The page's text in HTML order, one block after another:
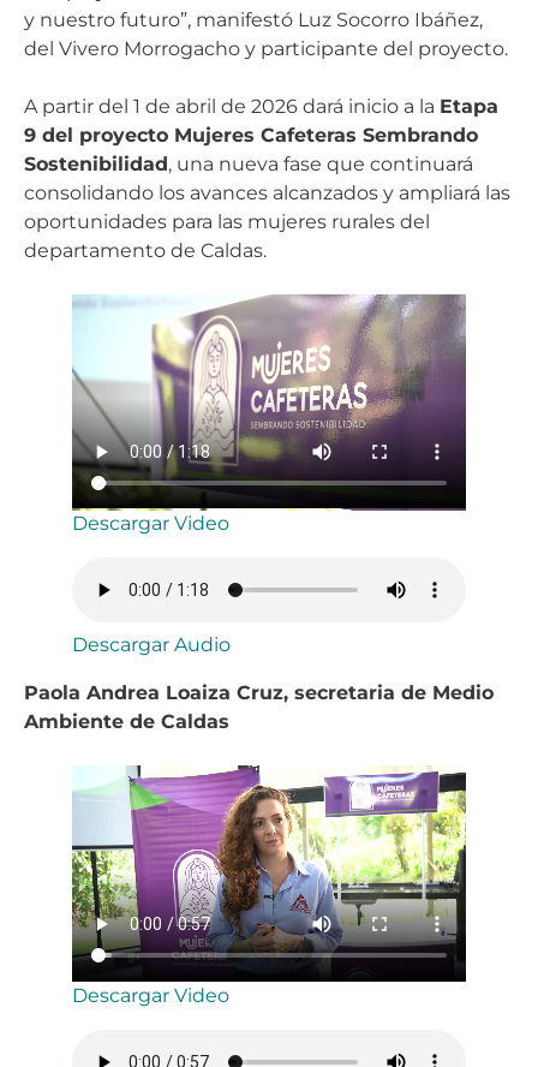
y nuestro futuro”, manifestó Luz Socorro Ibáñez,
del Vivero Morrogacho y participante del proyecto.
A partir del 1 de abril de 2026 dará inicio a la Etapa
9 del proyecto Mujeres Cafeteras Sembrando
Sostenibilidad, una nueva fase que continuará
consolidando los avances alcanzados y ampliará las
oportunidades para las mujeres rurales del
departamento de Caldas.
Descargar Video
Descargar Audio
Paola Andrea Loaiza Cruz, secretaria de Medio
Ambiente de Caldas
Descargar Video